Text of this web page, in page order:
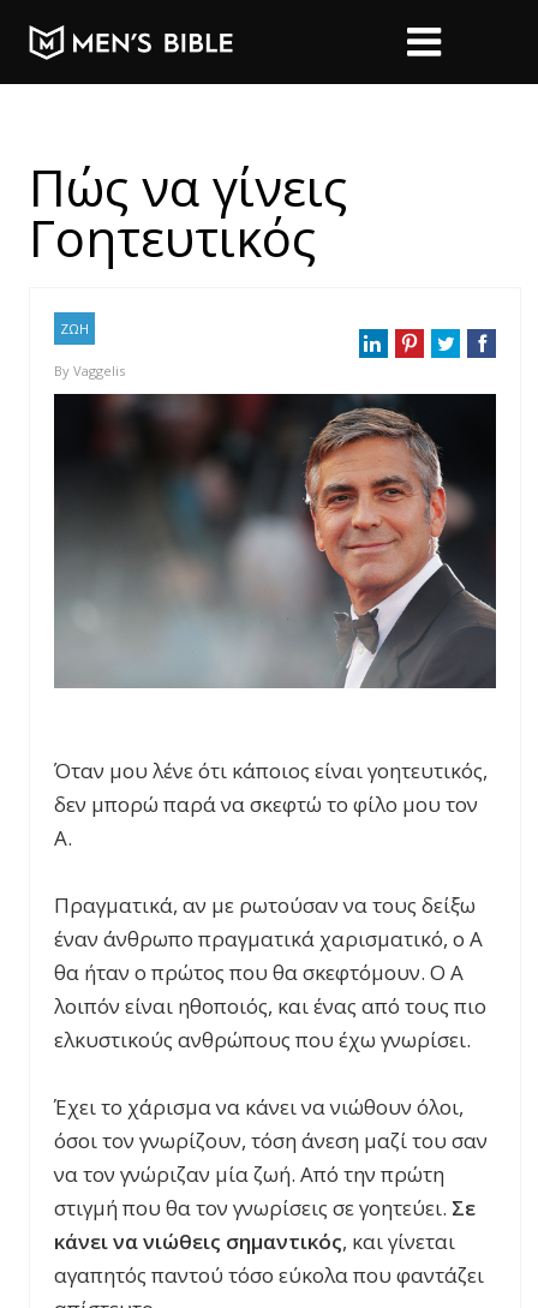
Πώς να γίνεις
Γοητευτικός
ΖΩΗ
By Vaggelis
Όταν μου λένε ότι κάποιος είναι γοητευτικός,
δεν μπορώ παρά να σκεφτώ το φίλο μου τον
Α.
Πραγματικά, αν με ρωτούσαν να τους δείξω
έναν άνθρωπο πραγματικά χαρισματικό, ο Α
θα ήταν ο πρώτος που θα σκεφτόμουν. Ο Α
λοιπόν είναι ηθοποιός, και ένας από τους πιο
ελκυστικούς ανθρώπους που έχω γνωρίσει.
Έχει το χάρισμα να κάνει να νιώθουν όλοι,
όσοι τον γνωρίζουν, τόση άνεση μαζί του σαν
να τον γνώριζαν μία ζωή. Από την πρώτη
στιγμή που θα τον γνωρίσεις σε γοητεύει. Σε
κάνει να νιώθεις σημαντικός, και γίνεται
αγαπητός παντού τόσο εύκολα που φαντάζει